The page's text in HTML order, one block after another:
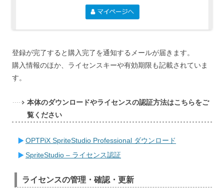
登録が完了すると購入完了を通知するメールが届きます。
購入情報のほか、ライセンスキーや有効期限も記載されていま
す。
本体のダウンロードやライセンスの認証方法はこちらをご
覧ください
OPTPiX SpriteStudio Professional ダウンロード
SpriteStudio – ライセンス認証
ライセンスの管理・確認・更新